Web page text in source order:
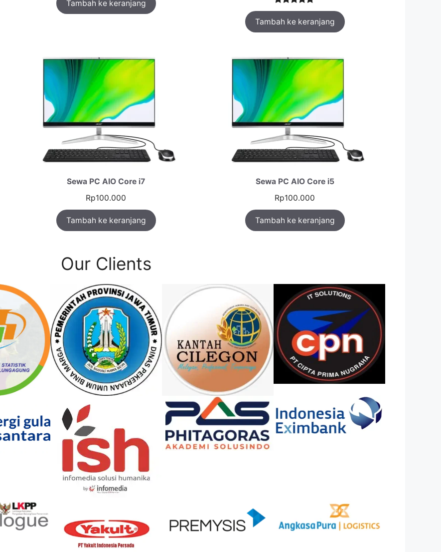
Tambah ke keranjang
Peringkat
5.00dari 5
berdasarka
1
pelanggan
Tambah ke keranjang
Sewa PC AIO Core i7
Rp100.000
Tambah ke keranjang
Sewa PC AIO Core i5
Rp100.000
Tambah ke keranjang
Our Clients